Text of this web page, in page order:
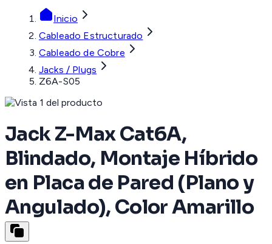
Inicio
Cableado Estructurado
Cableado de Cobre
Jacks / Plugs
Z6A-S05
Jack Z-Max Cat6A,
Blindado, Montaje Híbrido
en Placa de Pared (Plano y
Angulado), Color Amarillo